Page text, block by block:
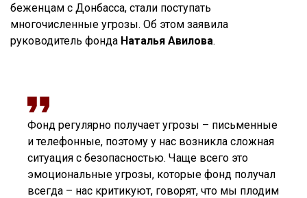
беженцам с Донбасса, стали поступать
многочисленные угрозы. Об этом заявила
руководитель фонда Наталья Авилова.
Фонд регулярно получает угрозы – письменные
и телефонные, поэтому у нас возникла сложная
ситуация с безопасностью. Чаще всего это
эмоциональные угрозы, которые фонд получал
всегда – нас критикуют, говорят, что мы плодим